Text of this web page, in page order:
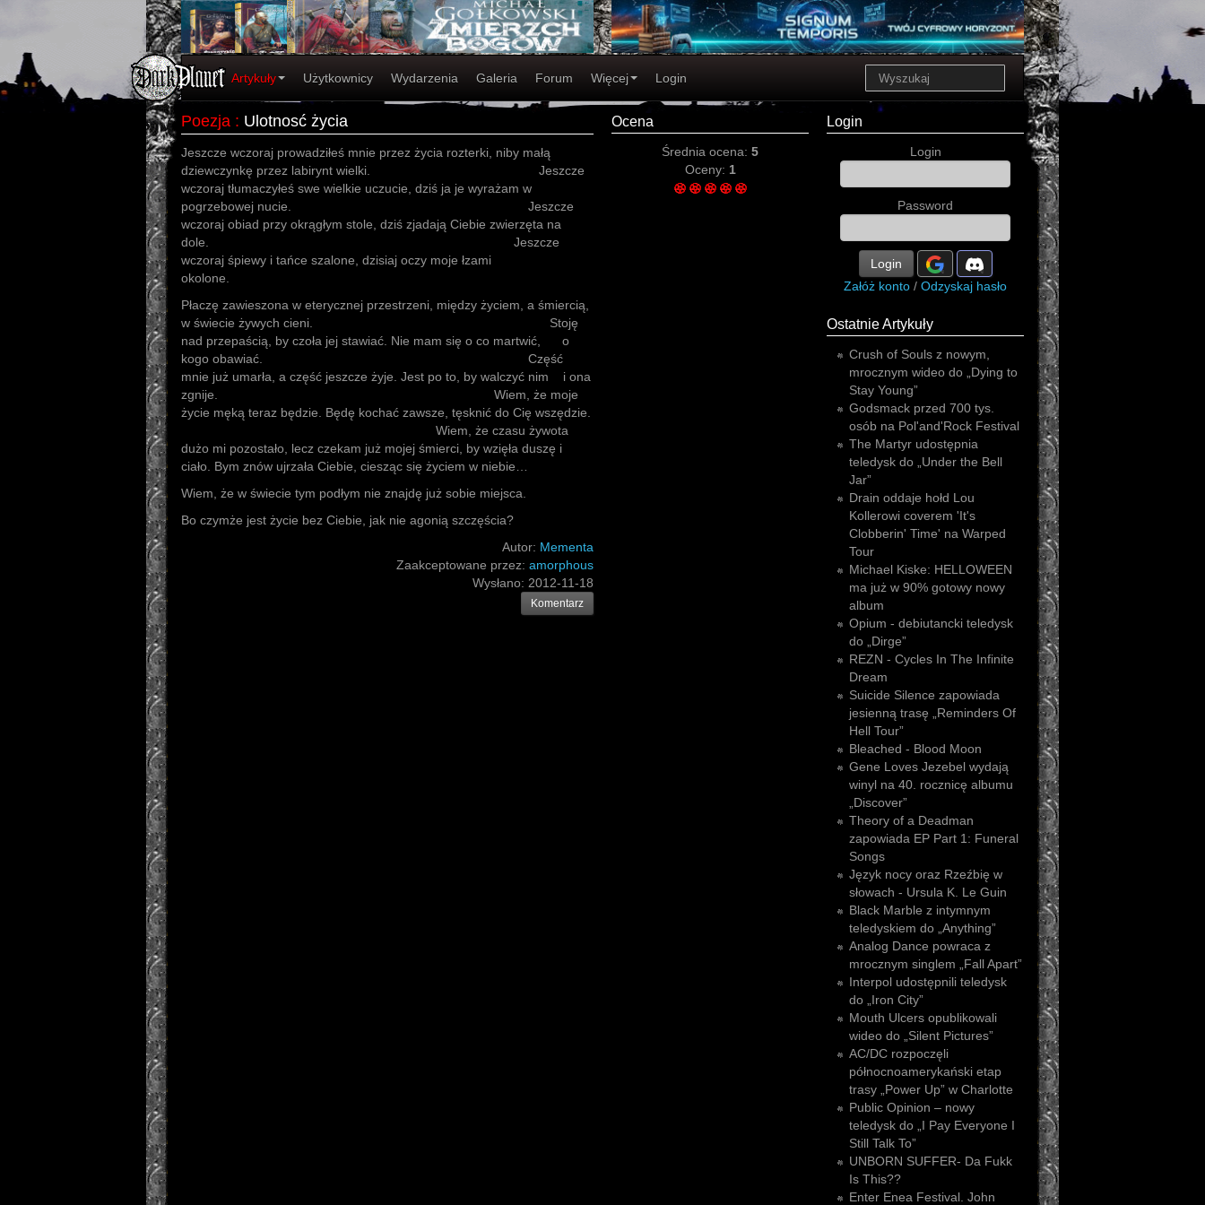
Artykuły Użytkownicy Wydarzenia Galeria Forum Więcej Login
Poezja : Ulotnosć życia
Jeszcze wczoraj prowadziłeś mnie przez życia rozterki, niby małą
dziewczynkę przez labirynt wielki. Jeszcze
wczoraj tłumaczyłeś swe wielkie uczucie, dziś ja je wyrażam w
pogrzebowej nucie. Jeszcze
wczoraj obiad przy okrągłym stole, dziś zjadają Ciebie zwierzęta na
dole. Jeszcze
wczoraj śpiewy i tańce szalone, dzisiaj oczy moje łzami
okolone.
Płaczę zawieszona w eterycznej przestrzeni, między życiem, a śmiercią,
w świecie żywych cieni. Stoję
nad przepaścią, by czoła jej stawiać. Nie mam się o co martwić, o
kogo obawiać. Część
mnie już umarła, a część jeszcze żyje. Jest po to, by walczyć nim i ona
zgnije. Wiem, że moje
życie męką teraz będzie. Będę kochać zawsze, tęsknić do Cię wszędzie.
Wiem, że czasu żywota
dużo mi pozostało, lecz czekam już mojej śmierci, by wzięła duszę i
ciało. Bym znów ujrzała Ciebie, ciesząc się życiem w niebie…
Wiem, że w świecie tym podłym nie znajdę już sobie miejsca.
Bo czymże jest życie bez Ciebie, jak nie agonią szczęścia?
Autor: Mementa
Zaakceptowane przez: amorphous
Wysłano: 2012-11-18
Komentarz
Ocena
Średnia ocena: 5
Oceny: 1
Login
Login
Password
Login
Załóż konto / Odzyskaj hasło
Ostatnie Artykuły
Crush of Souls z nowym,
mrocznym wideo do „Dying to
Stay Young”
Godsmack przed 700 tys.
osób na Pol'and'Rock Festival
The Martyr udostępnia
teledysk do „Under the Bell
Jar”
Drain oddaje hołd Lou
Kollerowi coverem 'It's
Clobberin' Time' na Warped
Tour
Michael Kiske: HELLOWEEN
ma już w 90% gotowy nowy
album
Opium - debiutancki teledysk
do „Dirge”
REZN - Cycles In The Infinite
Dream
Suicide Silence zapowiada
jesienną trasę „Reminders Of
Hell Tour”
Bleached - Blood Moon
Gene Loves Jezebel wydają
winyl na 40. rocznicę albumu
„Discover”
Theory of a Deadman
zapowiada EP Part 1: Funeral
Songs
Język nocy oraz Rzeźbię w
słowach - Ursula K. Le Guin
Black Marble z intymnym
teledyskiem do „Anything”
Analog Dance powraca z
mrocznym singlem „Fall Apart”
Interpol udostępnili teledysk
do „Iron City”
Mouth Ulcers opublikowali
wideo do „Silent Pictures”
AC/DC rozpoczęli
północnoamerykański etap
trasy „Power Up” w Charlotte
Public Opinion – nowy
teledysk do „I Pay Everyone I
Still Talk To”
UNBORN SUFFER- Da Fukk
Is This??
Enter Enea Festival. John